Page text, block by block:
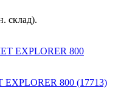
склад).
EXPLORER 800 (17713)